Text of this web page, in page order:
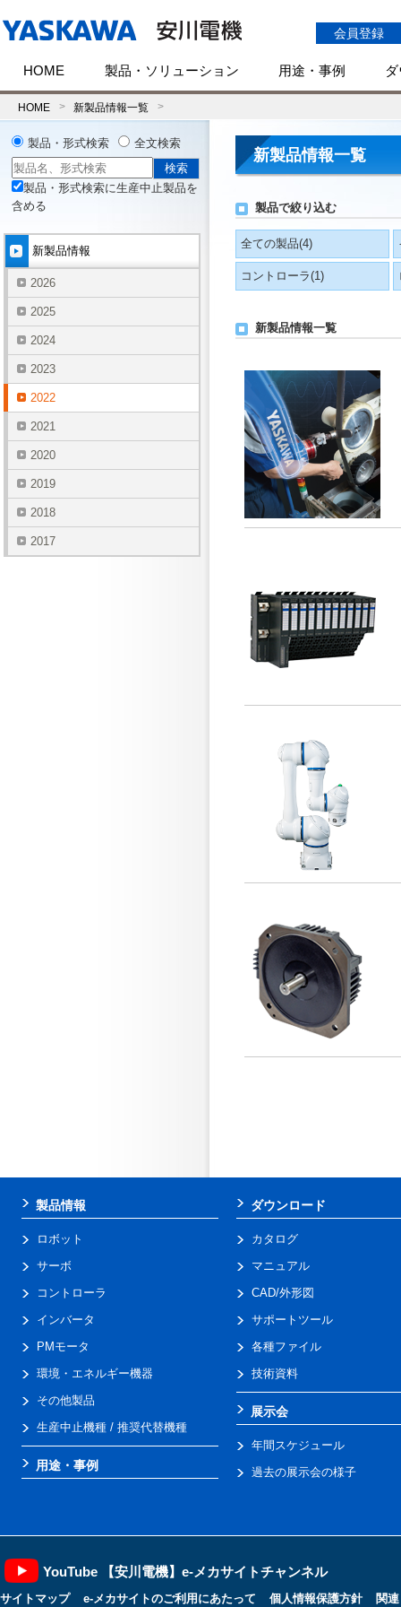
会員登録
HOME 製品・ソリューション 用途・事例
HOME 新製品情報一覧
新製品情報一覧
製品で絞り込む
全ての製品(4)
コントローラ(1)
新製品情報一覧
製品・形式検索 全文検索
製品・形式検索に生産中止製品を
含める
新製品情報
2026
2025
2024
2023
2022
2021
2020
2019
2018
2017
製品情報
ロボット
サーボ
コントローラ
インバータ
PMモータ
環境・エネルギー機器
その他製品
生産中止機種 / 推奨代替機種
用途・事例
ダウンロード
カタログ
マニュアル
CAD/外形図
サポートツール
各種ファイル
技術資料
展示会
年間スケジュール
過去の展示会の様子
YouTube 【安川電機】e-メカサイトチャンネル
サイトマップ e-メカサイトのご利用にあたって 個人情報保護方針 関